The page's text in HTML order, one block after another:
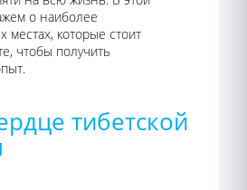
о наиболее
местах, которые стоит
чтобы получить
тибетской